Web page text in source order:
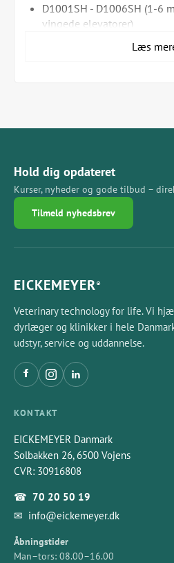
D1001SH - D1006SH (1-6
vingede elevatorer)
D1012 Ekstraktionstang
T1500 buede stump sutur
Læs
Hold dig opdateret
Kurser, nyheder og gode tilbud –
Tilmeld nyhedsbrev
EICKEMEYER®
Veterinary technology for life. Vi
dyrlæger og klinikker i hele
udstyr, service og uddannelse.
KONTAKT
EICKEMEYER Danmark
Solbakken 26, 6500 Vojens
CVR: 30916808
☎ 70 20 50 19
✉ info@eickemeyer.dk
Åbningstider
Man–tors: 08.00–16.00